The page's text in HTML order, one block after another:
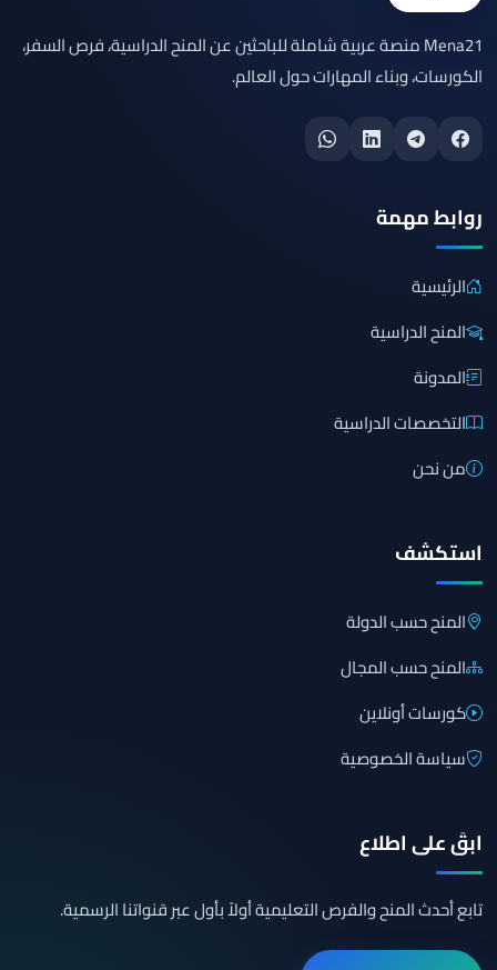
Mena21 منصة عربية شاملة للباحثين عن المنح الدراسية، فرص السفر،
الكورسات، وبناء المهارات حول العالم.
روابط مهمة
الرئيسية
المنح الدراسية
المدونة
التخصصات الدراسية
من نحن
استكشف
المنح حسب الدولة
المنح حسب المجال
كورسات أونلاين
سياسة الخصوصية
ابقَ على اطلاع
تابع أحدث المنح والفرص التعليمية أولاً بأول عبر قنواتنا الرسمية.